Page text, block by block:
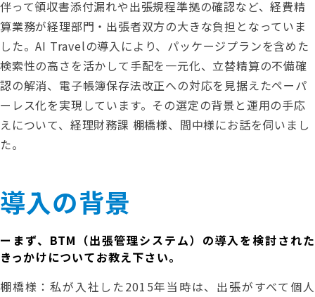
伴って領収書添付漏れや出張規程準拠の確認など、経費精
算業務が経理部門・出張者双方の大きな負担となっていま
した。AI Travelの導入により、パッケージプランを含めた
検索性の高さを活かして手配を一元化、立替精算の不備確
認の解消、電子帳簿保存法改正への対応を見据えたペーパ
ーレス化を実現しています。その選定の背景と運用の手応
えについて、経理財務課 棚橋様、間中様にお話を伺いまし
た。
導入の背景
ーまず、BTM（出張管理システム）の導入を検討された
きっかけについてお教え下さい。
棚橋様：私が入社した2015年当時は、出張がすべて個人